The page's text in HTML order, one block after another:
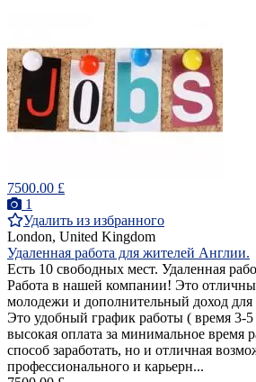
7500.00 £
1
Удалить из избранного
London, United Kingdom
Удаленная работа для жителей Англии.
Есть 10 свободных мест. Удаленная
Работа в нашей компании! Это
молодежи и дополнительный доход для
Это удобный график работы ( время 3-5
высокая оплата за минимальное время
способ заработать, но и отличная
профессионального и карьерн...